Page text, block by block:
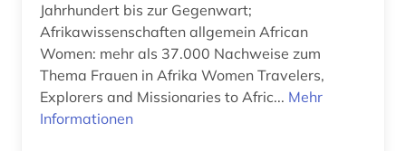
digitalisate (1)
digitalisierung (1)
discovery service (1)
Jahrhundert bis zur Gegenwart;
Afrikawissenschaften allgemein African
Women: mehr als 37.000 Nachweise zum
Thema Frauen in Afrika Women Travelers,
Explorers and Missionaries to Afric... Mehr
Informationen